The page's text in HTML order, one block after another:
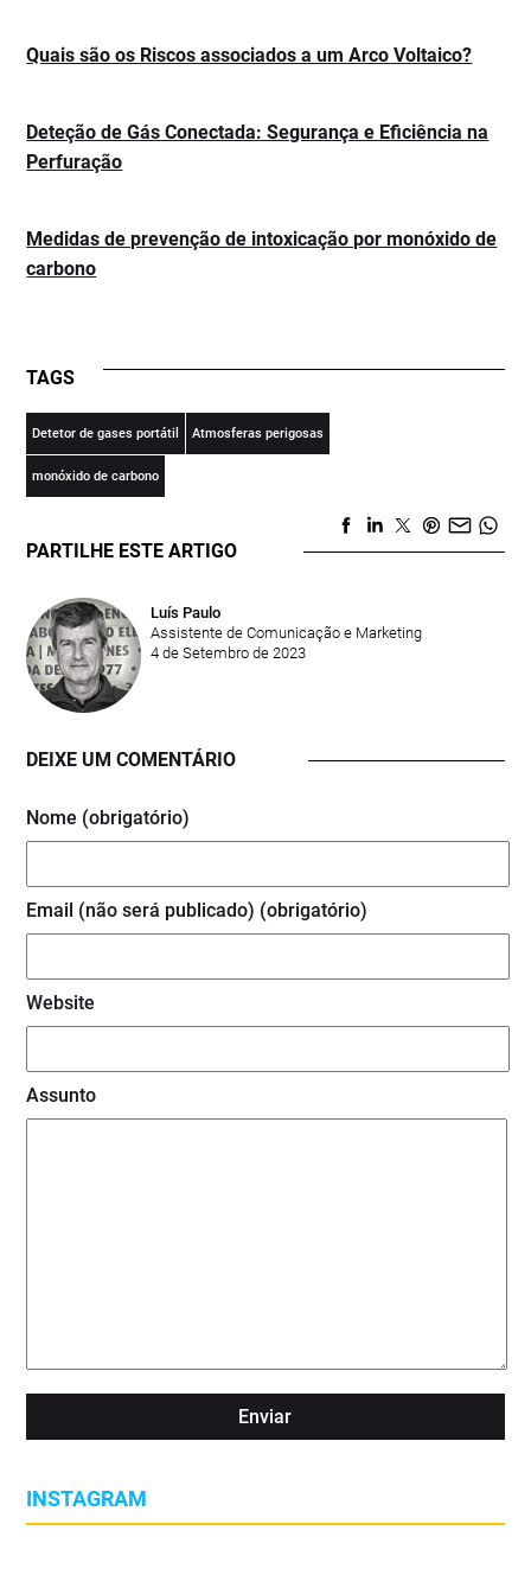
Quais são os Riscos associados a um Arco Voltaico?
Deteção de Gás Conectada: Segurança e Eficiência na
Perfuração
Medidas de prevenção de intoxicação por monóxido de
carbono
TAGS
Detetor de gases portátil Atmosferas perigosas
monóxido de carbono
PARTILHE ESTE ARTIGO
Luís Paulo
Assistente de Comunicação e Marketing
4 de Setembro de 2023
DEIXE UM COMENTÁRIO
Nome (obrigatório)
Email (não será publicado) (obrigatório)
Website
Assunto
INSTAGRAM